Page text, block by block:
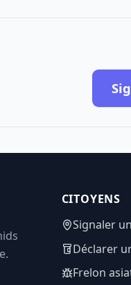
CITOYENS
Signaler
Déclarer
Frelon